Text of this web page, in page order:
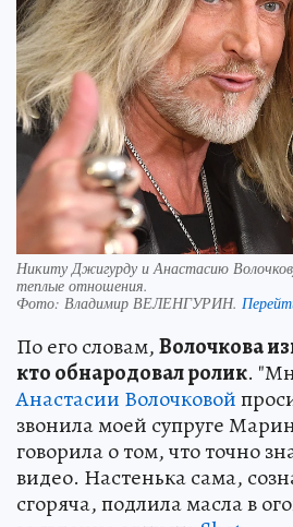
Никиту Джигурду и Анастасию
теплые отношения.
Фото: Владимир ВЕЛЕНГУРИН.
По его словам,Волочкова
кто обнародовал ролик.
Анастасии Волочковой
звонила моей супруге
говорила о том, что точно
видео. Настенька сама,
сгоряча, подлила масла в